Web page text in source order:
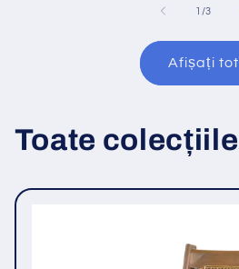
1 /din
3
Afișați tot
Toate colecțiile